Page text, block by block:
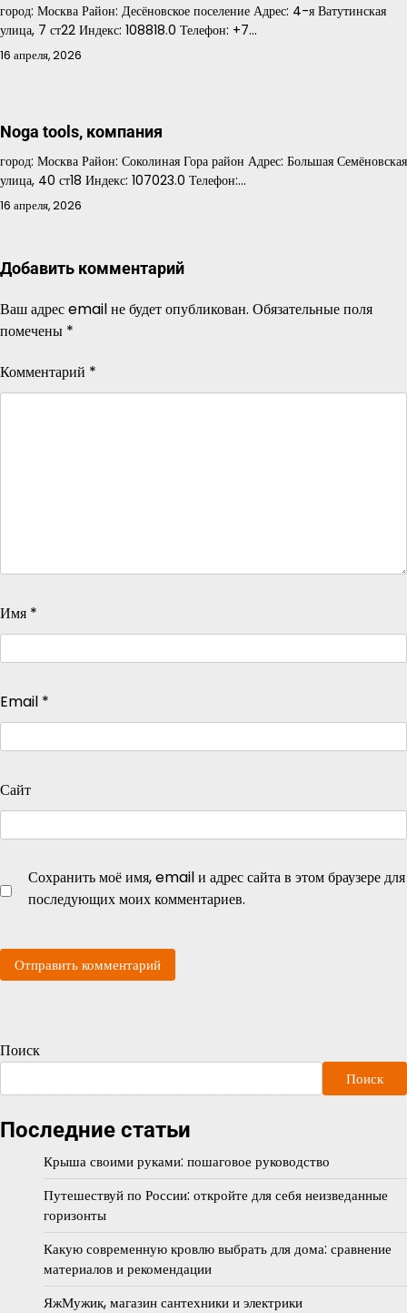
город: Москва Район: Десёновское поселение Адрес: 4-я Ватутинская
улица, 7 ст22 Индекс: 108818.0 Телефон: +7…
16 апреля, 2026
Noga tools, компания
город: Москва Район: Соколиная Гора район Адрес: Большая Семёновская
улица, 40 ст18 Индекс: 107023.0 Телефон:…
16 апреля, 2026
Добавить комментарий
Ваш адрес email не будет опубликован. Обязательные поля
помечены *
Комментарий *
Имя *
Email *
Сайт
Сохранить моё имя, email и адрес сайта в этом браузере для
последующих моих комментариев.
Поиск
Поиск
Последние статьи
Крыша своими руками: пошаговое руководство
Путешествуй по России: откройте для себя неизведанные
горизонты
Какую современную кровлю выбрать для дома: сравнение
материалов и рекомендации
ЯжМужик, магазин сантехники и электрики